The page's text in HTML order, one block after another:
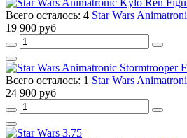
Всего осталось: 4 Star Wars
19 900 руб
Всего осталось: 1 Star Wars
24 900 руб